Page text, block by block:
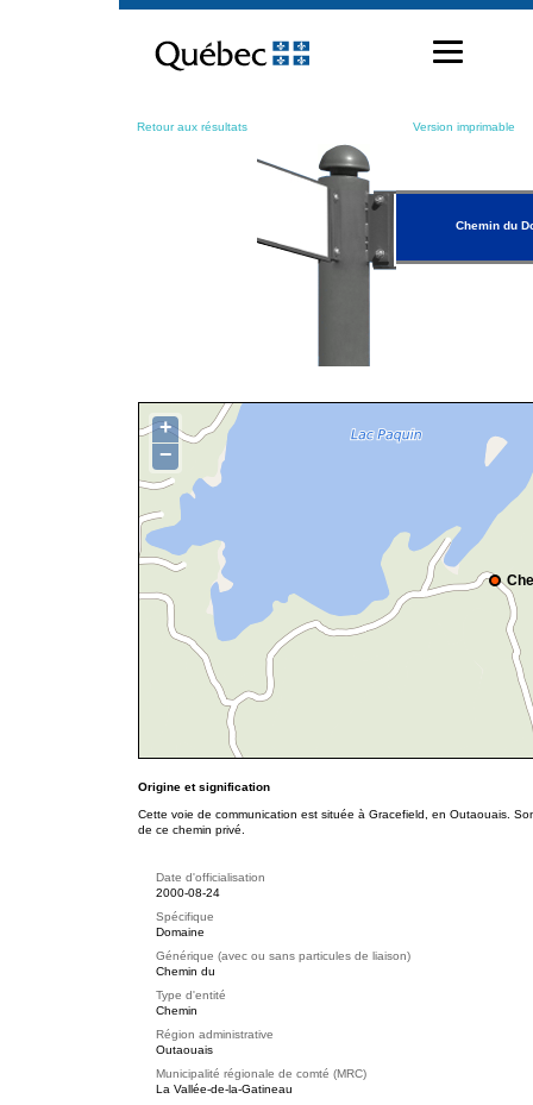
contenu
Retour aux résultats Version imprimable
Chemin du
+
−
Origine et signification
Cette voie de communication est située à Gracefield, en Outaouais.
de ce chemin privé.
Date d'officialisation
2000-08-24
Spécifique
Domaine
Générique (avec ou sans particules de liaison)
Chemin du
Type d'entité
Chemin
Région administrative
Outaouais
Municipalité régionale de comté (MRC)
La Vallée-de-la-Gatineau